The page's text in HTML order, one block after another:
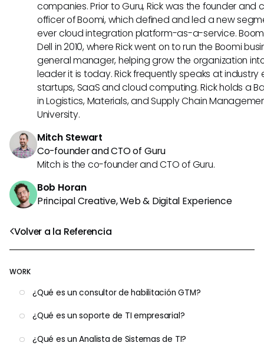
Volver a la Referencia
WORK
¿Qué es un consultor de habilitación GTM?
¿Qué es un soporte de TI empresarial?
¿Qué es un Analista de Sistemas de TI?
companies. Prior to Guru, Rick was the founder and
officer of Boomi, which defined and led a new
ever cloud integration platform-as-a-service.
Dell in 2010, where Rick went on to run the Boomi
general manager, helping grow the organization
leader it is today. Rick frequently speaks at
startups, SaaS and cloud computing. Rick holds a
in Logistics, Materials, and Supply Chain
University.
Mitch Stewart
Co-founder and CTO of Guru
Mitch is the co-founder and CTO of Guru.
Bob Horan
Principal Creative, Web & Digital Experience